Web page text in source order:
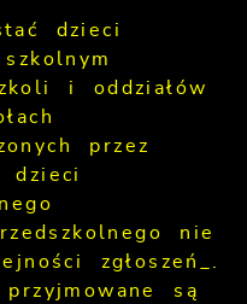
dzieci
i oddziałów
przez
dzieci
nie
zgłoszeń_.
są